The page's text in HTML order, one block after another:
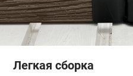
Легкая сборка